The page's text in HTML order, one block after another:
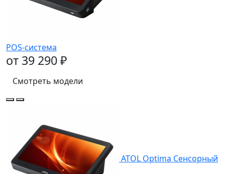
POS-система
от 39 290 ₽
Смотреть модели
ATOL Optima Сенсорный